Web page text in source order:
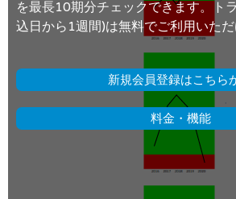
を最長10期分チェックできます。ト
込日から1週間)は無料でご利用いただ
新規会員登録はこちら
料金・機能